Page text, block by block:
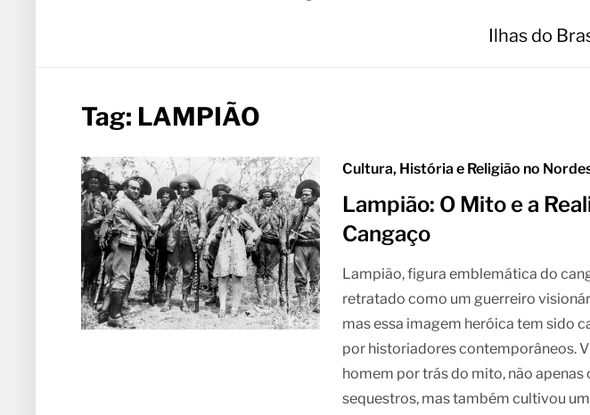
Ilhas do
Tag: LAMPIÃO
Cultura, História e Religião no
Lampião: O Mito e a
Cangaço
Lampião, figura emblemática do
retratado como um guerreiro
mas essa imagem heróica tem sido
por historiadores contemporâneos.
homem por trás do mito, não
sequestros, mas também cultivou